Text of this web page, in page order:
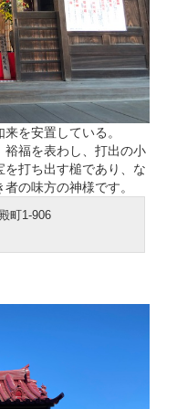
を安置している。
裕福を表わし、打出の小
打ち出す槌であり、な
の味方の神様です。
町1-906